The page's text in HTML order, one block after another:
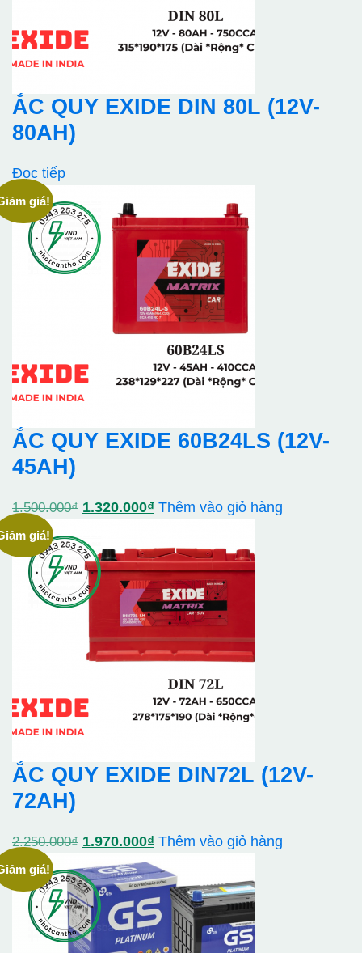
ẮC QUY EXIDE DIN 80L (12V-
80AH)
Đọc tiếp
giá!
ẮC QUY EXIDE 60B24LS (12V-
45AH)
1.500.000₫ Giá
là:
1.500.000₫.
1.320.000₫Giá
tại
là:
1.320.000₫.
Thêm vào giỏ hàng
giá!
ẮC QUY EXIDE DIN72L (12V-
72AH)
2.250.000₫ Giá
gốc
là:
2.250.000₫.
1.970.000₫Giá
hiện
tại
là:
1.970.000₫.
Thêm vào giỏ hàng
giá!